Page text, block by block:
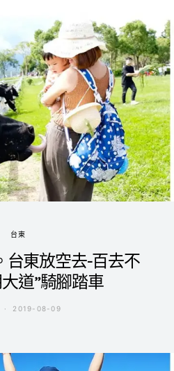
台東
台東放空去-百去不
道”騎腳踏車
2019-08-09